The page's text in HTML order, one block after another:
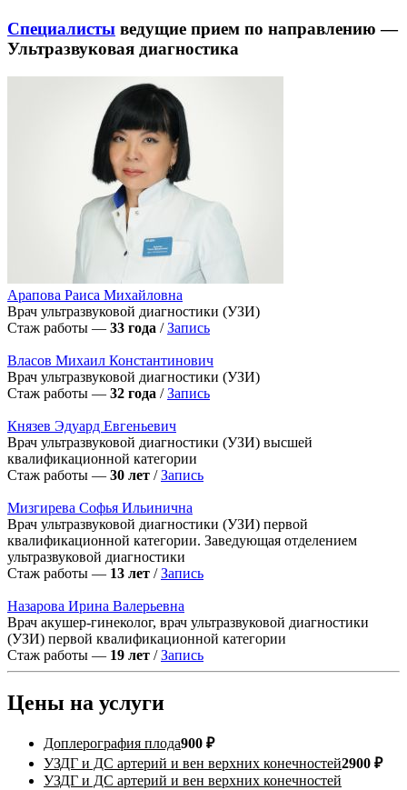
Специалисты ведущие прием по направлению —
Ультразвуковая диагностика
Арапова Раиса Михайловна
Врач ультразвуковой диагностики (УЗИ)
Стаж работы — 33 года /Запись
Власов Михаил Константинович
Врач ультразвуковой диагностики (УЗИ)
Стаж работы — 32 года /Запись
Князев Эдуард Евгеньевич
Врач ультразвуковой диагностики (УЗИ) высшей
квалификационной категории
Стаж работы — 30 лет /Запись
Мизгирева Софья Ильинична
Врач ультразвуковой диагностики (УЗИ) первой
квалификационной категории. Заведующая отделением
ультразвуковой диагностики
Стаж работы — 13 лет /Запись
Назарова Ирина Валерьевна
Врач акушер-гинеколог, врач ультразвуковой диагностики
(УЗИ) первой квалификационной категории
Стаж работы — 19 лет /Запись
Цены на услуги
Доплерография плода900 ₽
УЗДГ и ДС артерий и вен верхних конечностей2900 ₽
УЗДГ и ДС артерий и вен верхних конечностей